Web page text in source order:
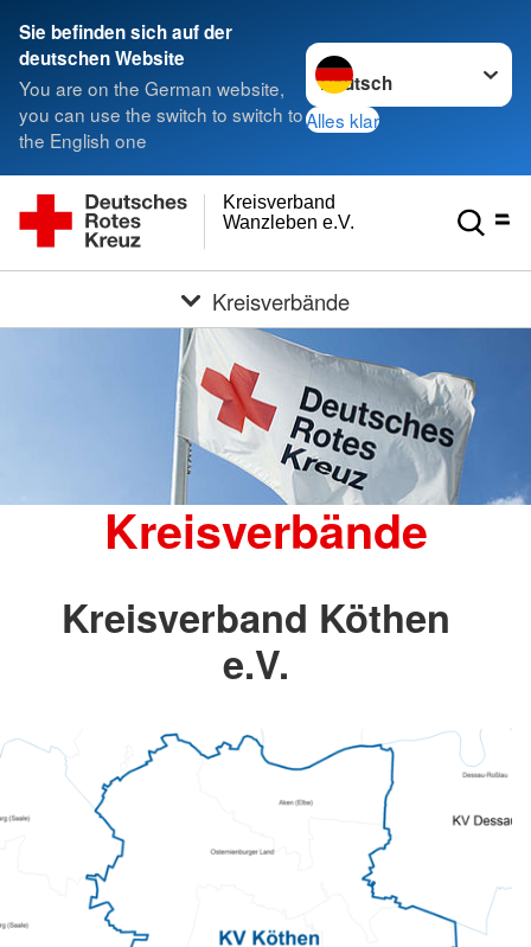
Sie befinden sich auf der
deutschen Website
You are on the German website,
you can use the switch to switch to
the English one
Sprache wechseln zu
Alles klar
Wanzleben e.V.
Kreisverband
Kreisverbände
Kreisverbände
Kreisverband Köthen
e.V.